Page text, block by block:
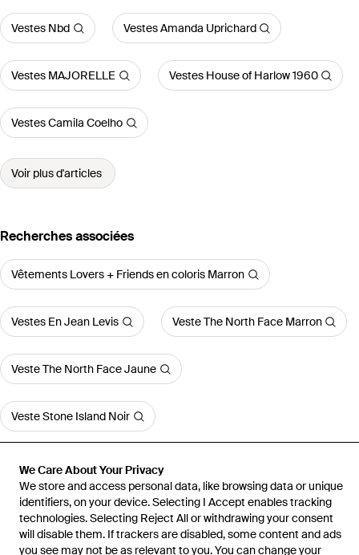
We Care About Your Privacy
We store and access personal data, like browsing data or unique
identifiers, on your device. Selecting I Accept enables tracking
technologies. Selecting Reject All or withdrawing your consent
will disable them. If trackers are disabled, some content and ads
you see may not be as relevant to you. You can change your
Vestes Nbd Vestes Amanda Uprichard
Vestes MAJORELLE Vestes House of Harlow 1960
Vestes Camila Coelho
Voir plus d'articles
Recherches associées
Vêtements Lovers + Friends en coloris Marron
Vestes En Jean Levis Veste The North Face Marron
Veste The North Face Jaune
Veste Stone Island Noir
Voir plus d'articles